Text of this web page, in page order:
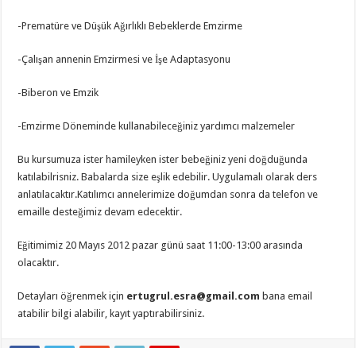
-Prematüre ve Düşük Ağırlıklı Bebeklerde Emzirme
-Çalışan annenin Emzirmesi ve İşe Adaptasyonu
-Biberon ve Emzik
-Emzirme Döneminde kullanabileceğiniz yardımcı malzemeler
Bu kursumuza ister hamileyken ister bebeğiniz yeni doğduğunda
katılabilrisniz. Babalarda size eşlik edebilir. Uygulamalı olarak ders
anlatılacaktır.Katılımcı annelerimize doğumdan sonra da telefon ve
emaille desteğimiz devam edecektir.
Eğitimimiz 20 Mayıs 2012 pazar günü saat 11:00-13:00 arasında
olacaktır.
Detayları öğrenmek için ertugrul.esra@gmail.com bana email
atabilir bilgi alabilir, kayıt yaptırabilirsiniz.